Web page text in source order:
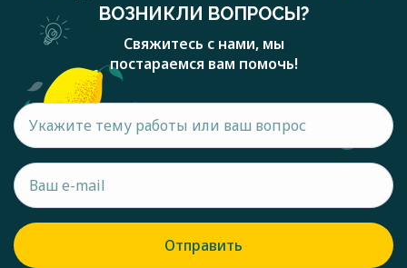
ВОЗНИКЛИ ВОПРОСЫ?
Свяжитесь с нами, мы
постараемся вам помочь!
Отправить